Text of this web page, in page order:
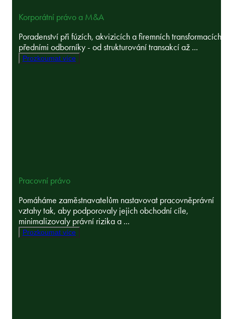
Korporátní právo a M&A
Poradenství při fúzích, akvizicích a firemních transformacích
předními odborníky - od strukturování transakcí až ...
Prozkoumat více
Pracovní právo
Pomáháme zaměstnavatelům nastavovat pracovněprávní
vztahy tak, aby podporovaly jejich obchodní cíle,
minimalizovaly právní rizika a ...
Prozkoumat více